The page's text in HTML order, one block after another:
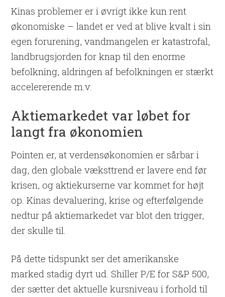
Kinas problemer er i øvrigt ikke kun rent
økonomiske – landet er ved at blive kvalt i sin
egen forurening, vandmangelen er katastrofal,
landbrugsjorden for knap til den enorme
befolkning, aldringen af befolkningen er stærkt
accelererende m.v.
Aktiemarkedet var løbet for
langt fra økonomien
Pointen er, at verdensøkonomien er sårbar i
dag, den globale væksttrend er lavere end før
krisen, og aktiekurserne var kommet for højt
op. Kinas devaluering, krise og efterfølgende
nedtur på aktiemarkedet var blot den trigger,
der skulle til.
På dette tidspunkt ser det amerikanske
marked stadig dyrt ud. Shiller P/E for S&P 500,
der sætter det aktuelle kursniveau i forhold til